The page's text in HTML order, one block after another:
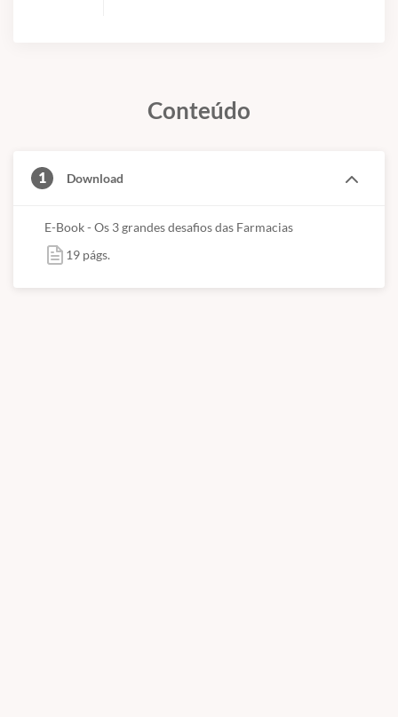
Conteúdo
1 Download
E-Book - Os 3 grandes desafios das Farmacias
19 págs.